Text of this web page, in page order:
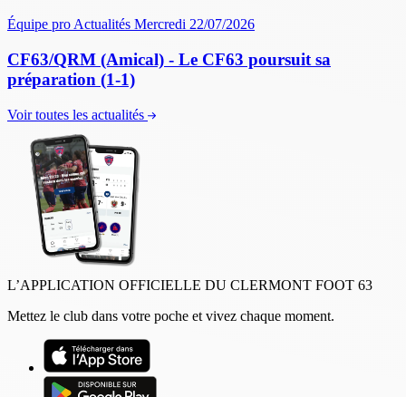
Équipe pro Actualités Mercredi 22/07/2026
CF63/QRM (Amical) - Le CF63 poursuit sa
préparation (1-1)
Voir toutes les actualités
L’APPLICATION OFFICIELLE DU CLERMONT FOOT 63
Mettez le club dans votre poche et vivez chaque moment.